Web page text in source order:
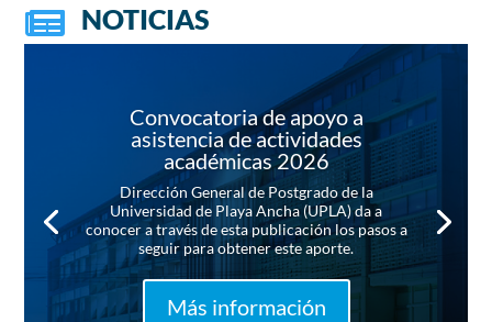
 NOTICIAS
Convocatoria de apoyo a
asistencia de actividades
académicas 2026
Dirección General de Postgrado de la
Universidad de Playa Ancha (UPLA) da a
conocer a través de esta publicación los pasos a
seguir para obtener este aporte.
Más información